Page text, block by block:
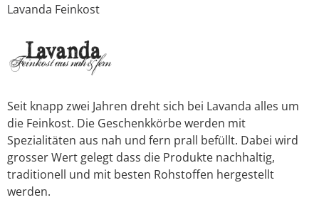
Lavanda Feinkost
Seit knapp zwei Jahren dreht sich bei Lavanda alles um
die Feinkost. Die Geschenkkörbe werden mit
Spezialitäten aus nah und fern prall befüllt. Dabei wird
grosser Wert gelegt dass die Produkte nachhaltig,
traditionell und mit besten Rohstoffen hergestellt
werden.